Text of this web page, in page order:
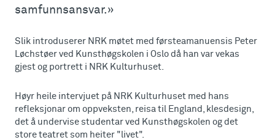
samfunnsansvar.»
Slik introduserer NRK møtet med førsteamanuensis Peter
Løchstøer ved Kunsthøgskolen i Oslo då han var vekas
gjest og portrett i NRK Kulturhuset.
Høyr heile intervjuet på NRK Kulturhuset med hans
refleksjonar om oppveksten, reisa til England, klesdesign,
det å undervise studentar ved Kunsthøgskolen og det
store teatret som heiter "livet".